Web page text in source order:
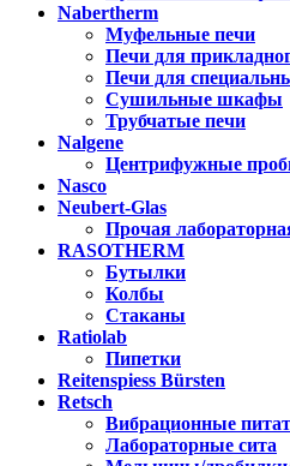
Nabertherm
Муфельные печи
Печи для
Печи для
Сушильные шкафы
Трубчатые печи
Nalgene
Центрифужные
Nasco
Neubert-Glas
Прочая
RASOTHERM
Бутылки
Колбы
Стаканы
Ratiolab
Пипетки
Reitenspiess Bürsten
Retsch
Вибрационные
Лабораторные сита